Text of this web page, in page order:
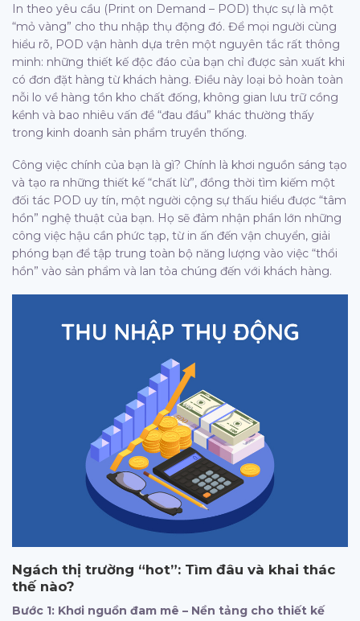
In theo yêu cầu (Print on Demand – POD) thực sự là một
“mỏ vàng” cho thu nhập thụ động đó. Để mọi người cùng
hiểu rõ, POD vận hành dựa trên một nguyên tắc rất thông
minh: những thiết kế độc đáo của bạn chỉ được sản xuất khi
có đơn đặt hàng từ khách hàng. Điều này loại bỏ hoàn toàn
nỗi lo về hàng tồn kho chất đống, không gian lưu trữ cồng
kềnh và bao nhiêu vấn đề “đau đầu” khác thường thấy
trong kinh doanh sản phẩm truyền thống.
Công việc chính của bạn là gì? Chính là khơi nguồn sáng tạo
và tạo ra những thiết kế “chất lừ”, đồng thời tìm kiếm một
đối tác POD uy tín, một người cộng sự thấu hiểu được “tâm
hồn” nghệ thuật của bạn. Họ sẽ đảm nhận phần lớn những
công việc hậu cần phức tạp, từ in ấn đến vận chuyển, giải
phóng bạn để tập trung toàn bộ năng lượng vào việc “thổi
hồn” vào sản phẩm và lan tỏa chúng đến với khách hàng.
Ngách thị trường “hot”: Tìm đâu và khai thác
thế nào?
Bước 1: Khơi nguồn đam mê – Nền tảng cho thiết kế